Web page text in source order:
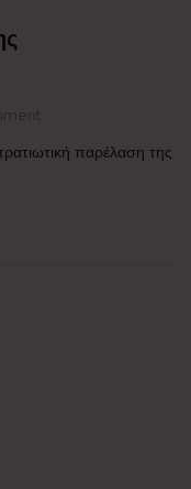
παρέλαση της